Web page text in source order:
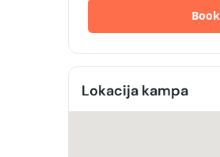
Lokacija kampa